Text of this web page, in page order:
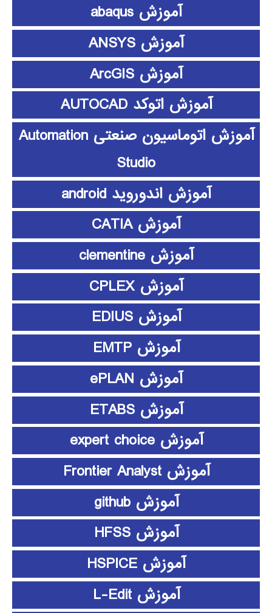
آموزش abaqus
آموزش ANSYS
آموزش ArcGIS
آموزش اتوکد AUTOCAD
آموزش اتوماسیون صنعتی Automation
Studio
آموزش اندوروید android
آموزش CATIA
آموزش clementine
آموزش CPLEX
آموزش EDIUS
آموزش EMTP
آموزش ePLAN
آموزش ETABS
آموزش expert choice
آموزش Frontier Analyst
آموزش github
آموزش HFSS
آموزش HSPICE
آموزش L-Edit